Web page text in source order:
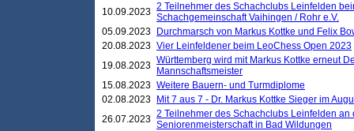
10.09.2023 2 Teilnehmer des Schachclubs Leinfelden
Schachgemeinschaft Vaihingen / Rohr e.V.
05.09.2023
Durchmarsch von Markus Kottke und Felix
20.08.2023 Vier Leinfeldener beim LeoChess Open 2023
19.08.2023 Württemberg wird mit Markus Kottke erneut
Mannschaftsmeister
15.08.2023 Weitere Bauern- und Turmdiplome
02.08.2023
Mit 7 aus 7 - Dr. Markus Kottke Sieger im
26.07.2023 2 Teilnehmer des Schachclubs Leinfelden an
Seniorenmeisterschaft in Bad Wildungen